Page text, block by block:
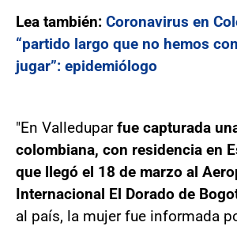
Lea también: Coronavirus en
“partido largo que no hemos
jugar”: epidemiólogo
"En Valleduparfue capturada
colombiana, con residencia en
que llegó el 18 de marzo al
Internacional El Dorado de
al país, la mujer fue informada